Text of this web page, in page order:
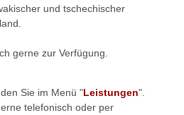
und tschechischer
gerne zur Verfügung.
Sie im Menü "Leistungen".
telefonisch oder per